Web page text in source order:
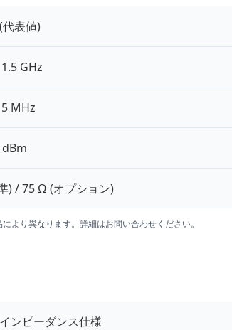
表値)
GHz
MHz
) / 75 Ω (オプション)
より異なります。詳細はお問い合わせください。
ンピーダンス仕様